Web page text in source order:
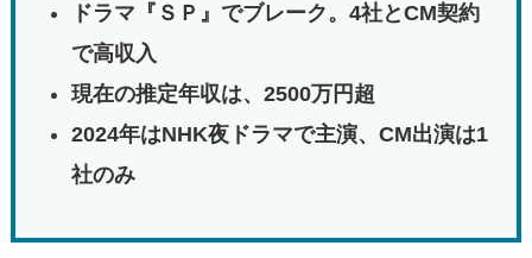
ドラマ『ＳＰ』でブレーク。4社とCM契約
で高収入
現在の推定年収は、2500万円超
2024年はNHK夜ドラマで主演、CM出演は1
社のみ